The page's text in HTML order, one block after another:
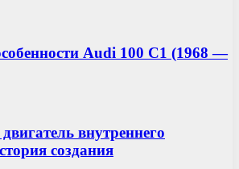
Audi 100 C1 (1968 —
внутреннего
создания